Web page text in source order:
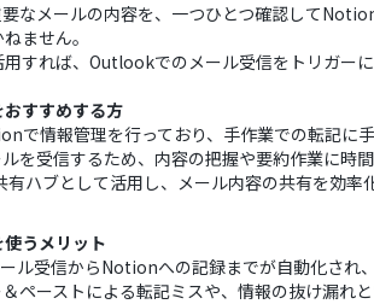
なメールの内容を、一つひとつ確認して
ません。
用すれば、Outlookでのメール受信をトリガー
すすめする方
で情報管理を行っており、手作業での転記に
を受信するため、内容の把握や要約作業に時
ハブとして活用し、メール内容の共有を効率
うメリット
ル受信からNotionへの記録までが自動化され
ペーストによる転記ミスや、情報の抜け漏れ